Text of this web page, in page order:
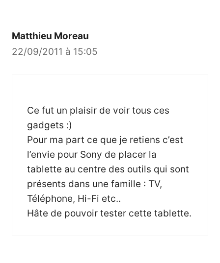
Matthieu Moreau
22/09/2011 à 15:05
Ce fut un plaisir de voir tous ces
gadgets :)
Pour ma part ce que je retiens c’est
l’envie pour Sony de placer la
tablette au centre des outils qui sont
présents dans une famille : TV,
Téléphone, Hi-Fi etc..
Hâte de pouvoir tester cette tablette.